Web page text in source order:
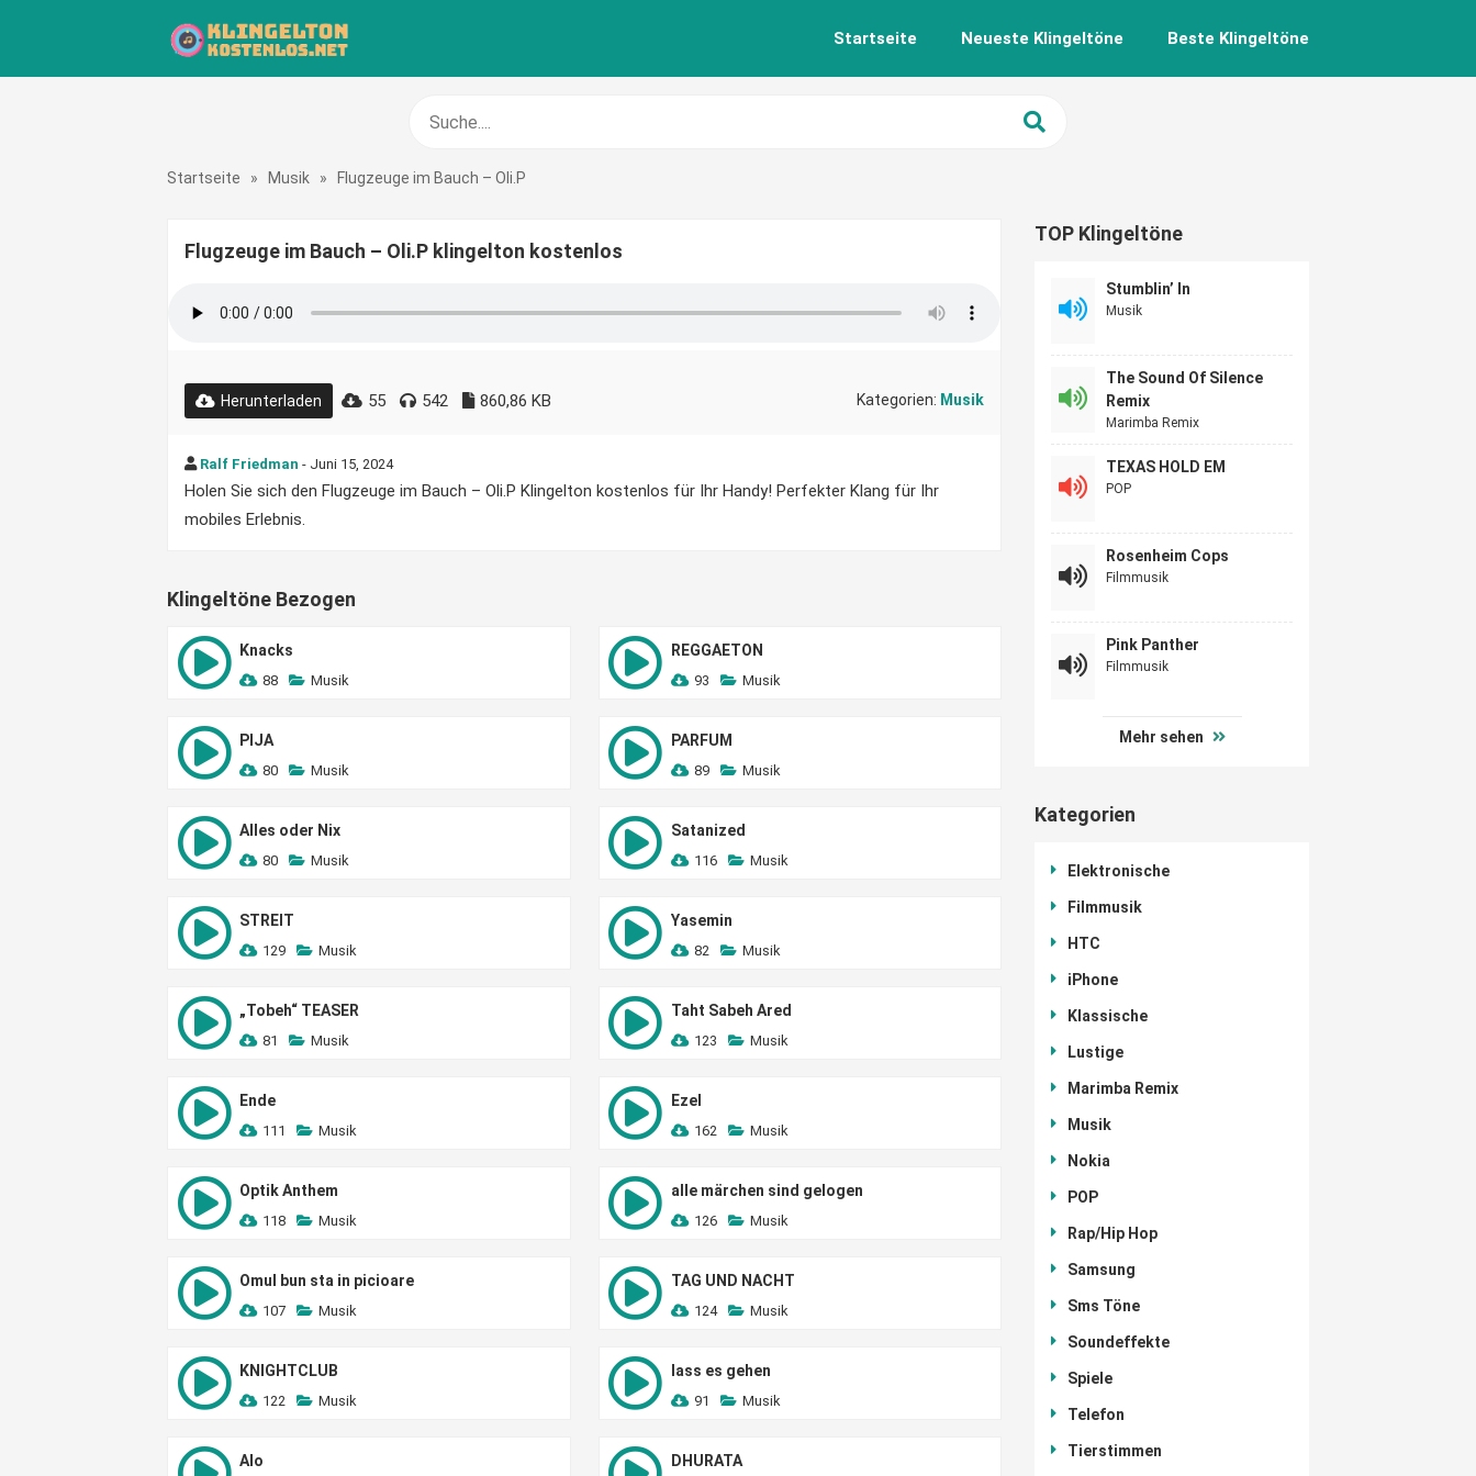
Startseite Neueste Klingeltöne Beste Klingeltöne
Startseite » Musik » Flugzeuge im Bauch – Oli.P
Flugzeuge im Bauch – Oli.P klingelton kostenlos
Herunterladen 55 542 860,86 KB Kategorien: Musik
Ralf Friedman - Juni 15, 2024
Holen Sie sich den Flugzeuge im Bauch – Oli.P Klingelton kostenlos für Ihr Handy! Perfekter Klang für Ihr
mobiles Erlebnis.
Klingeltöne Bezogen
Knacks
88 Musik
REGGAETON
93 Musik
PIJA
80 Musik
PARFUM
89 Musik
Alles oder Nix
80 Musik
Satanized
116 Musik
STREIT
129 Musik
Yasemin
82 Musik
„Tobeh“ TEASER
81 Musik
Taht Sabeh Ared
123 Musik
Ende
111 Musik
Ezel
162 Musik
Optik Anthem
118 Musik
alle märchen sind gelogen
126 Musik
Omul bun sta in picioare
107 Musik
TAG UND NACHT
124 Musik
KNIGHTCLUB
122 Musik
lass es gehen
91 Musik
Alo DHURATA
TOP Klingeltöne
Stumblin’ In
Musik
The Sound Of Silence
Remix
Marimba Remix
TEXAS HOLD EM
POP
Rosenheim Cops
Filmmusik
Pink Panther
Filmmusik
Mehr sehen
Kategorien
Elektronische
Filmmusik
HTC
iPhone
Klassische
Lustige
Marimba Remix
Musik
Nokia
POP
Rap/Hip Hop
Samsung
Sms Töne
Soundeffekte
Spiele
Telefon
Tierstimmen